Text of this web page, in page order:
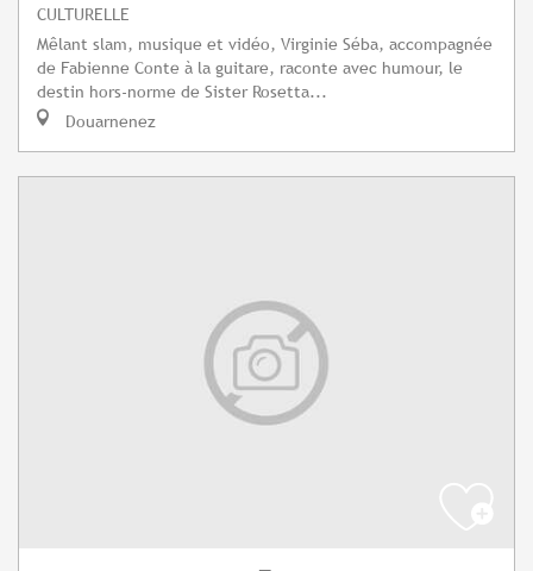
CULTURELLE
Mêlant slam, musique et vidéo, Virginie Séba, accompagnée
de Fabienne Conte à la guitare, raconte avec humour, le
destin hors-norme de Sister Rosetta...
Douarnenez